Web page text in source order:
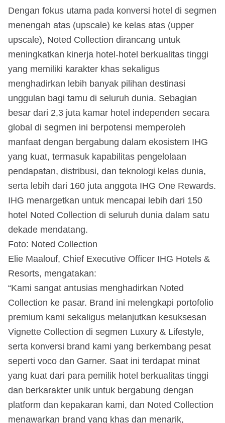
Dengan fokus utama pada konversi hotel di segmen
menengah atas (upscale) ke kelas atas (upper
upscale), Noted Collection dirancang untuk
meningkatkan kinerja hotel-hotel berkualitas tinggi
yang memiliki karakter khas sekaligus
menghadirkan lebih banyak pilihan destinasi
unggulan bagi tamu di seluruh dunia. Sebagian
besar dari 2,3 juta kamar hotel independen secara
global di segmen ini berpotensi memperoleh
manfaat dengan bergabung dalam ekosistem IHG
yang kuat, termasuk kapabilitas pengelolaan
pendapatan, distribusi, dan teknologi kelas dunia,
serta lebih dari 160 juta anggota IHG One Rewards.
IHG menargetkan untuk mencapai lebih dari 150
hotel Noted Collection di seluruh dunia dalam satu
dekade mendatang.
Foto: Noted Collection
Elie Maalouf, Chief Executive Officer IHG Hotels &
Resorts, mengatakan:
“Kami sangat antusias menghadirkan Noted
Collection ke pasar. Brand ini melengkapi portofolio
premium kami sekaligus melanjutkan kesuksesan
Vignette Collection di segmen Luxury & Lifestyle,
serta konversi brand kami yang berkembang pesat
seperti voco dan Garner. Saat ini terdapat minat
yang kuat dari para pemilik hotel berkualitas tinggi
dan berkarakter unik untuk bergabung dengan
platform dan kepakaran kami, dan Noted Collection
menawarkan brand yang khas dan menarik,